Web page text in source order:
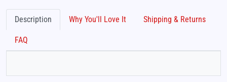
Description Why You'll Love It Shipping & Returns
FAQ